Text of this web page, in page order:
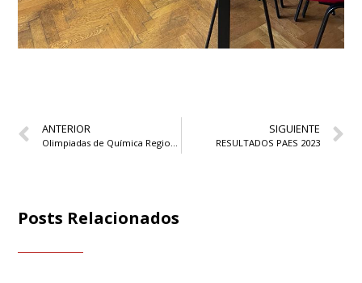
ANTERIOR
Olimpiadas de Química Regionales 2023
SIGUIENTE
RESULTADOS PAES 2023
Posts Relacionados